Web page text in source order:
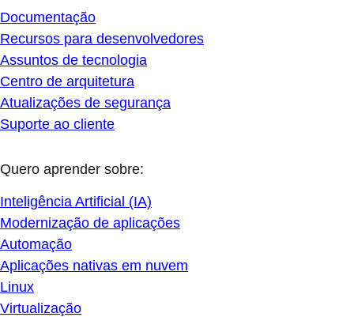
Documentação
Recursos para desenvolvedores
Assuntos de tecnologia
Centro de arquitetura
Atualizações de segurança
Suporte ao cliente
Quero aprender sobre:
Inteligência Artificial (IA)
Modernização de aplicações
Automação
Aplicações nativas em nuvem
Linux
Virtualização